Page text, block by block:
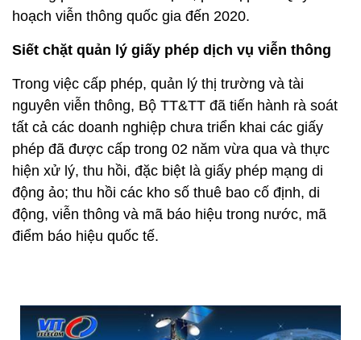
hoạch viễn thông quốc gia đến 2020.
Siết chặt quản lý giấy phép dịch vụ viễn thông
Trong việc cấp phép, quản lý thị trường và tài
nguyên viễn thông, Bộ TT&TT đã tiến hành rà soát
tất cả các doanh nghiệp chưa triển khai các giấy
phép đã được cấp trong 02 năm vừa qua và thực
hiện xử lý, thu hồi, đặc biệt là giấy phép mạng di
động ảo; thu hồi các kho số thuê bao cố định, di
động, viễn thông và mã báo hiệu trong nước, mã
điểm báo hiệu quốc tế.